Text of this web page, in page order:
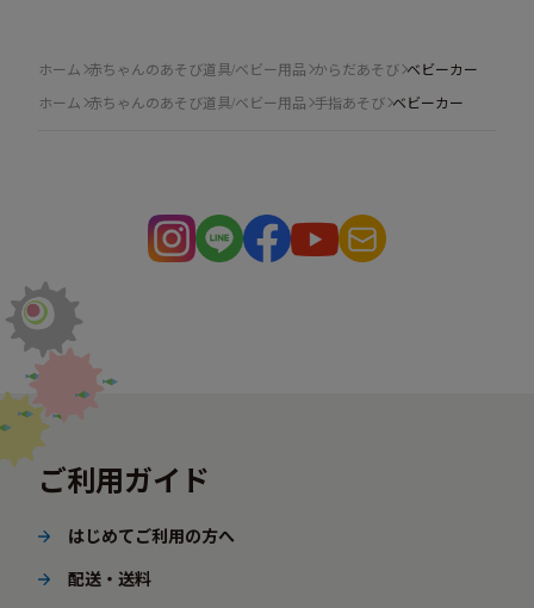
ホーム 赤ちゃんのあそび道具/ベビー用品 からだあそび ベビーカー
ホーム 赤ちゃんのあそび道具/ベビー用品 手指あそび ベビーカー
ご利用ガイド
はじめてご利用の方へ
配送・送料